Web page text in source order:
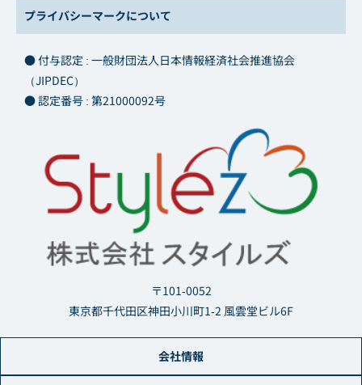
〒101-0052
東京都千代田区神田小川町1-2 風雲堂ビル6F
会社情報
プライバシーマークについて
● 付与認定 : 一般財団法人日本情報経済社会推進協会
（JIPDEC）
● 認定番号 : 第21000092号